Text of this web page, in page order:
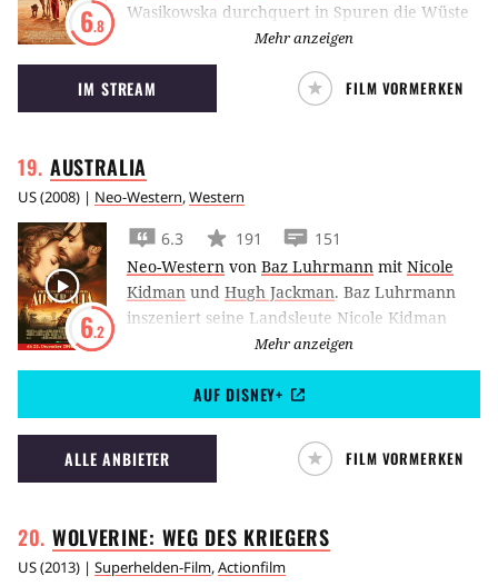
6.8
Wasikowska durchquert in Spuren die Wüste
Westaustraliens. John Currans verfilmt damit
die wahre Geschichte von Robyn Davidson.
Mehr anzeigen
IM STREAM FILM VORMERKEN
AUSTRALIA
US(2008) | Neo-Western,Western
6.2
6.3 191
151
Neo-Western von Baz Luhrmann mit Nicole
Kidman und Hugh Jackman. Baz Luhrmann
inszeniert seine Landsleute Nicole Kidman
und Hugh Jackman in dem Melo-Epos
Australia vor grandioser Kulisse.
Mehr anzeigen
AUF DISNEY+
ALLE ANBIETER FILM VORMERKEN
WOLVERINE: WEG DES KRIEGERS
US(2013) | Superhelden-Film,Actionfilm